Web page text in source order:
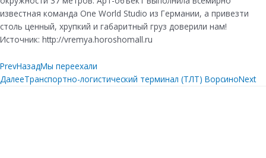
известная команда One World Studio из Германии, а привезти
столь ценный, хрупкий и габаритный груз доверили нам!
Источник: http://vremya.horoshomall.ru
PrevНазадМы переехали
ДалееТранспортно-логистический терминал (ТЛТ) ВорсиноNext